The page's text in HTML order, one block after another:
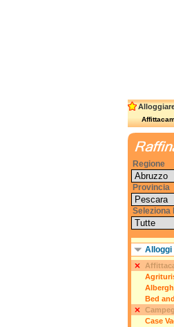
Regione
Provincia
Seleziona
Alloggi
Bed
Case